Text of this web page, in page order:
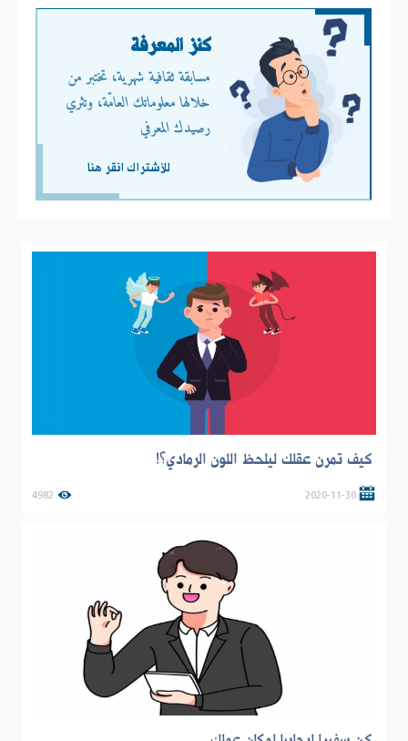
كنز المعرفة
مسابقة ثقافية شهرية، تختبر من
خلالها معلوماتك العامّة، وتثري
رصيدك المعرفي
للأشتراك انقر هنا
كيف تمرن عقلك ليلحظ اللون الرمادي؟!
2020-11-30
4982